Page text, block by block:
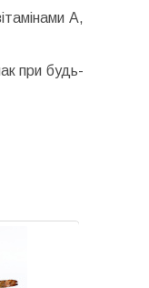
А,
при будь-